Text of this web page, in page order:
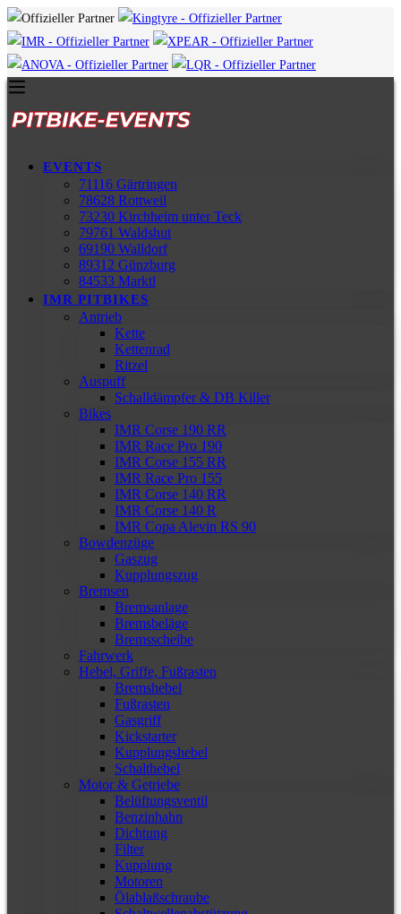
EVENTS
71116 Gärtringen
78628 Rottweil
73230 Kirchheim unter Teck
79761 Waldshut
69190 Walldorf
89312 Günzburg
84533 Marktl
IMR PITBIKES
Antrieb
Kette
Kettenrad
Ritzel
Auspuff
Schalldämpfer & DB Killer
Bikes
IMR Corse 190 RR
IMR Race Pro 190
IMR Corse 155 RR
IMR Race Pro 155
IMR Corse 140 RR
IMR Corse 140 R
IMR Copa Alevin RS 90
Bowdenzüge
Gaszug
Kupplungszug
Bremsen
Bremsanlage
Bremsbeläge
Bremsscheibe
Fahrwerk
Hebel, Griffe, Fußrasten
Bremshebel
Fußrasten
Gasgriff
Kickstarter
Kupplungshebel
Schalthebel
Motor & Getriebe
Belüftungsventil
Benzinhahn
Dichtung
Filter
Kupplung
Motoren
Ölablaßschraube